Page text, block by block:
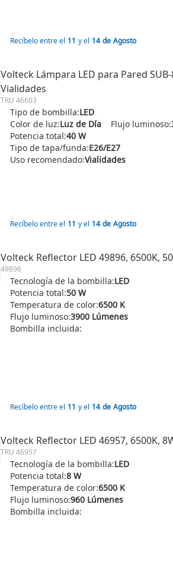
Recíbelo entre el 11 y el 14 de Agosto
Volteck Lámpara LED para Pared
Vialidades
TRU 46603
Tipo de bombilla:LED
Color de luz:Luz de Día Flujo luminoso:
Potencia total:40 W
Tipo de tapa/funda:E26/E27
Uso recomendado:Vialidades
Recíbelo entre el 11 y el 14 de Agosto
Volteck Reflector LED 49896, 6500K,
49896
Tecnología de la bombilla:LED
Potencia total:50 W
Temperatura de color:6500 K
Flujo luminoso:3900 Lúmenes
Bombilla incluida:
Recíbelo entre el 11 y el 14 de Agosto
Volteck Reflector LED 46957, 6500K,
TRU 46957
Tecnología de la bombilla:LED
Potencia total:8 W
Temperatura de color:6500 K
Flujo luminoso:960 Lúmenes
Bombilla incluida: